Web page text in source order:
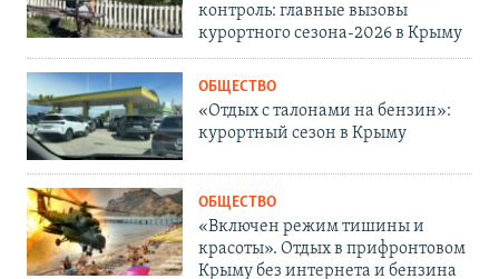
контроль: главные вызовы
курортного сезона-2026 в Крыму
ОБЩЕСТВО
«Отдых с талонами на бензин»:
курортный сезон в Крыму
ОБЩЕСТВО
«Включен режим тишины и
красоты». Отдых в прифронтовом
Крыму без интернета и бензина